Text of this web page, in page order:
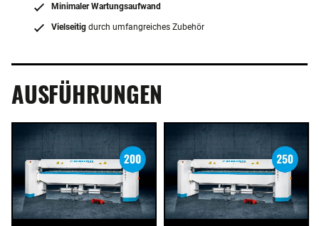
Minimaler Wartungsaufwand
Vielseitig durch umfangreiches Zubehör
AUSFÜHRUNGEN